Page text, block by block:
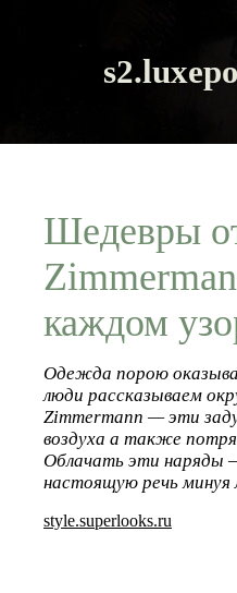
Шедевры
каждом
Одежда порою
люди рассказываем
Zimmermann — эти
воздуха а также
Облачать эти наряды
настоящую речь минуя
style.superlooks.ru